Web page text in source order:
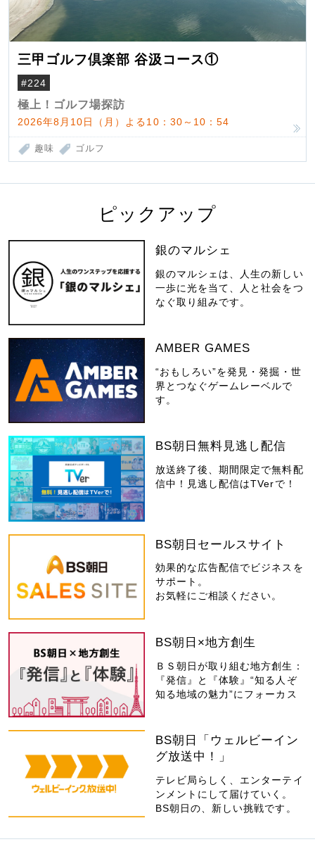
三甲ゴルフ倶楽部 谷汲コース①
#224
極上！ゴルフ場探訪
2026年8月10日（月）よる10：30～10：54
趣味 ゴルフ
ピックアップ
銀のマルシェ
銀のマルシェは、人生の新しい
一歩に光を当て、人と社会をつ
なぐ取り組みです。
AMBER GAMES
“おもしろい”を発見・発掘・世
界とつなぐゲームレーベルで
す。
BS朝日無料見逃し配信
放送終了後、期間限定で無料配
信中！見逃し配信はTVerで！
BS朝日セールスサイト
効果的な広告配信でビジネスを
サポート。
お気軽にご相談ください。
BS朝日×地方創生
ＢＳ朝日が取り組む地方創生：
『発信』と『体験』“知る人ぞ
知る地域の魅力”にフォーカス
BS朝日「ウェルビーイン
グ放送中！」
テレビ局らしく、エンターテイ
ンメントにして届けていく。
BS朝日の、新しい挑戦です。